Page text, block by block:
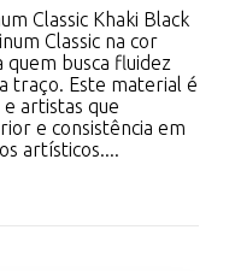
Classic Khaki Black
Classic na cor
quem busca fluidez
traço. Este material é
artistas que
e consistência em
artísticos....